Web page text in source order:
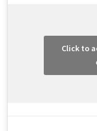
Click to